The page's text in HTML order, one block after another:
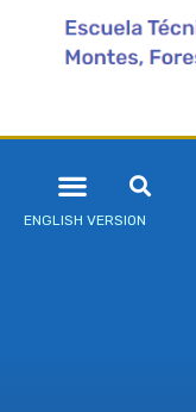
ENGLISH VERSION